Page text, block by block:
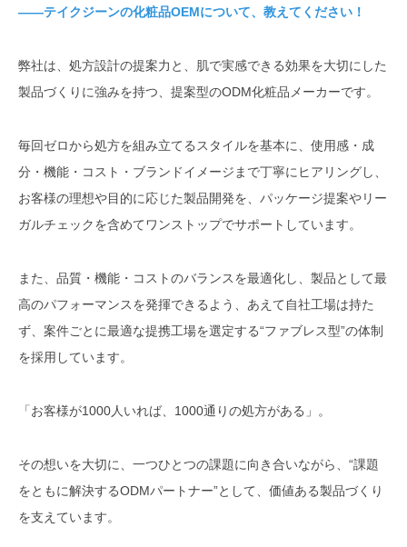
の？」リアルな事例を教えてもら
テイクジーンが選ばれる理由 ― 多
様なニーズに応える“チーム体
ートナー」としての在り方
OEMを検討している方へ ― テイク
――テイクジーンの化粧品OEMについて、教えてください！
弊社は、処方設計の提案力と、肌で実感できる効果を大切にした
製品づくりに強みを持つ、提案型のODM化粧品メーカーです。
毎回ゼロから処方を組み立てるスタイルを基本に、使用感・成
分・機能・コスト・ブランドイメージまで丁寧にヒアリングし、
お客様の理想や目的に応じた製品開発を、パッケージ提案やリー
ガルチェックを含めてワンストップでサポートしています。
また、品質・機能・コストのバランスを最適化し、製品として最
高のパフォーマンスを発揮できるよう、あえて自社工場は持た
ず、案件ごとに最適な提携工場を選定する“ファブレス型”の体制
を採用しています。
「お客様が1000人いれば、1000通りの処方がある」。
その想いを大切に、一つひとつの課題に向き合いながら、“課題
をともに解決するODMパートナー”として、価値ある製品づくり
を支えています。